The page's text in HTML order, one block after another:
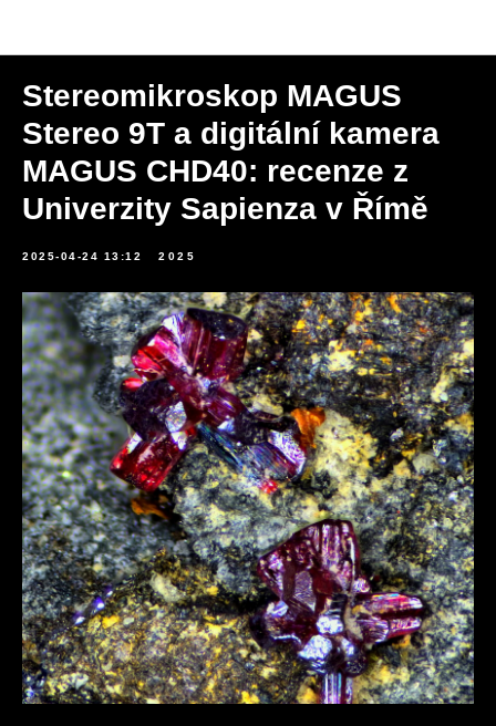
Stereomikroskop MAGUS
Stereo 9T a digitální kamera
MAGUS CHD40: recenze z
Univerzity Sapienza v Římě
2025-04-24 13:12 2025